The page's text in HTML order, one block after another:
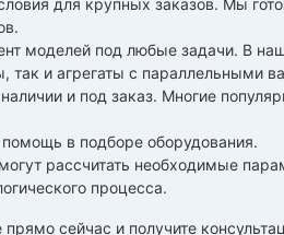
для крупных заказов. Мы
моделей под любые задачи. В
так и агрегаты с параллельными
и под заказ. Многие
в подборе оборудования.
рассчитать необходимые
процесса.
прямо сейчас и получите